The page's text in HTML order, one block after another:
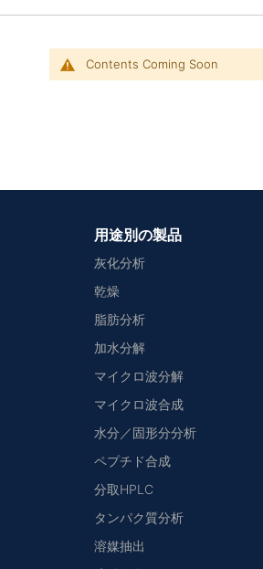
Contents Coming Soon
用途別の製品
灰化分析
乾燥
脂肪分析
加水分解
マイクロ波分解
マイクロ波合成
水分／固形分分析
ペプチド合成
分取HPLC
タンパク質分析
溶媒抽出